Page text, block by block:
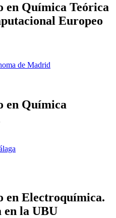
Química Teórica
Europeo
de Madrid
en Química
en Electroquímica.
en la UBU